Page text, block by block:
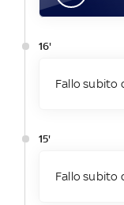
16'
Fallo subito
15'
Fallo subito